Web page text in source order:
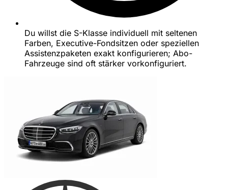
Du willst die S-Klasse individuell mit seltenen
Farben, Executive-Fondsitzen oder speziellen
Assistenzpaketen exakt konfigurieren; Abo-
Fahrzeuge sind oft stärker vorkonfiguriert.